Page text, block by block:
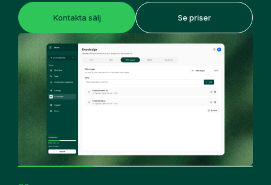
Kontakta sälj Se priser